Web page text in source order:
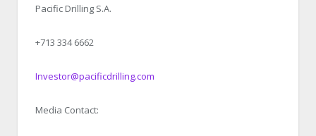
Pacific Drilling S.A.
+713 334 6662
Investor@pacificdrilling.com
Media Contact: